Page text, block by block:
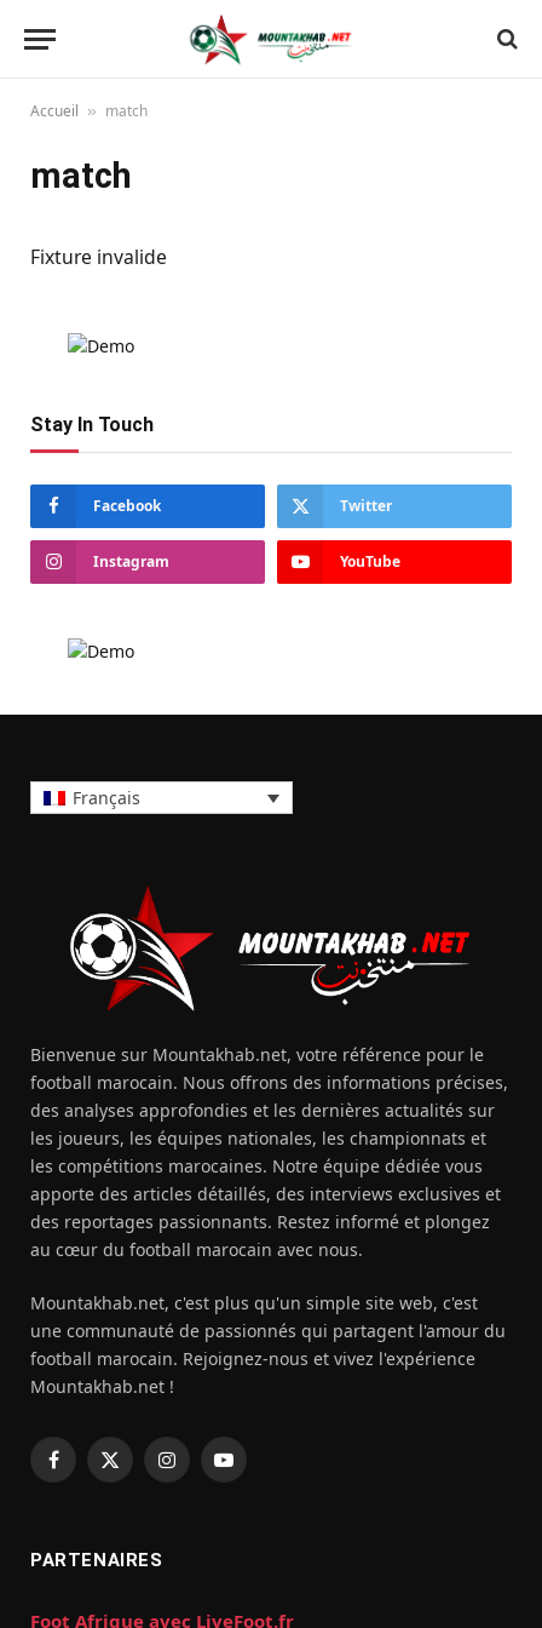
Accueil » match
match
Fixture invalide
Stay In Touch
Facebook Twitter
Instagram YouTube
Français
Bienvenue sur Mountakhab.net, votre référence pour le
football marocain. Nous offrons des informations précises,
des analyses approfondies et les dernières actualités sur
les joueurs, les équipes nationales, les championnats et
les compétitions marocaines. Notre équipe dédiée vous
apporte des articles détaillés, des interviews exclusives et
des reportages passionnants. Restez informé et plongez
au cœur du football marocain avec nous.
Mountakhab.net, c'est plus qu'un simple site web, c'est
une communauté de passionnés qui partagent l'amour du
football marocain. Rejoignez-nous et vivez l'expérience
Mountakhab.net !
Facebook
X
InstagramYouTube
PARTENAIRES
Foot Afrique avec LiveFoot.fr